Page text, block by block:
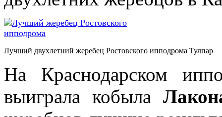
Лучший двухлетний жеребец Ростовского ипподрома Тулпар
На Краснодарском
выиграла кобыла